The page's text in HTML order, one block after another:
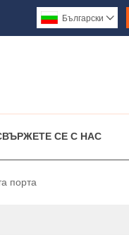
Български 
СЕ С НАС
порта